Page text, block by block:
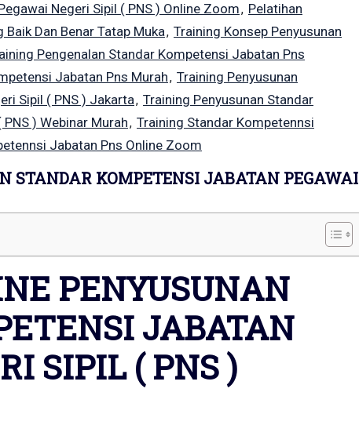
Negeri Sipil ( PNS ) Online Zoom, Pelatihan
Baik Dan Benar Tatap Muka, Training Konsep Penyusunan
Pengenalan Standar Kompetensi Jabatan Pns
Jabatan Pns Murah, Training Penyusunan
Sipil ( PNS ) Jakarta, Training Penyusunan Standar
) Webinar Murah, Training Standar Kompetennsi
Jabatan Pns Online Zoom
STANDAR KOMPETENSI JABATAN PEGAWAI
PENYUSUNAN
JABATAN
SIPIL ( PNS )